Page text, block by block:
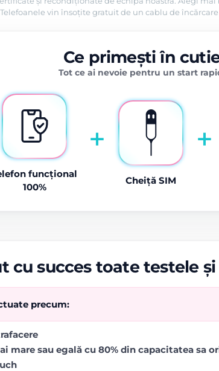
vin însoțite gratuit de un cablu de
Ce primești în
Tot ce ai nevoie pentru un start
funcțional
100%
+
Cheiță SIM
+
cu succes toate testele
precum:
mare sau egală cu 80% din capacitatea sa